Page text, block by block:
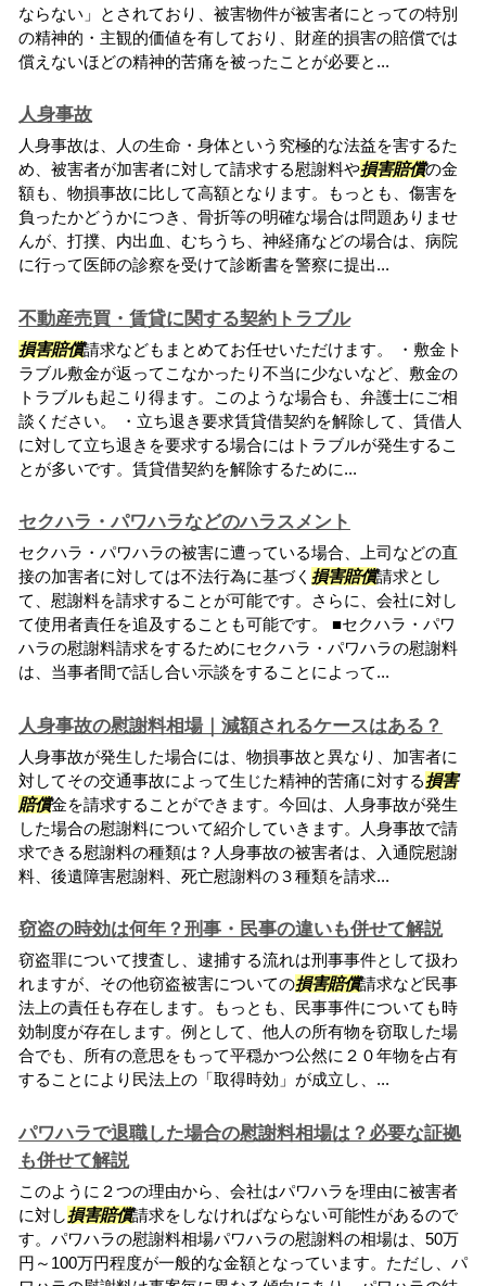
ならない」とされており、被害物件が被害者にとっての特別
の精神的・主観的価値を有しており、財産的損害の賠償では
償えないほどの精神的苦痛を被ったことが必要と...
人身事故
人身事故は、人の生命・身体という究極的な法益を害するた
め、被害者が加害者に対して請求する慰謝料や損害賠償の金
額も、物損事故に比して高額となります。もっとも、傷害を
負ったかどうかにつき、骨折等の明確な場合は問題ありませ
んが、打撲、内出血、むちうち、神経痛などの場合は、病院
に行って医師の診察を受けて診断書を警察に提出...
不動産売買・賃貸に関する契約トラブル
損害賠償請求などもまとめてお任せいただけます。 ・敷金ト
ラブル敷金が返ってこなかったり不当に少ないなど、敷金の
トラブルも起こり得ます。このような場合も、弁護士にご相
談ください。 ・立ち退き要求賃貸借契約を解除して、賃借人
に対して立ち退きを要求する場合にはトラブルが発生するこ
とが多いです。賃貸借契約を解除するために...
セクハラ・パワハラなどのハラスメント
セクハラ・パワハラの被害に遭っている場合、上司などの直
接の加害者に対しては不法行為に基づく 損害賠償請求とし
て、慰謝料を請求することが可能です。さらに、会社に対し
て使用者責任を追及することも可能です。 ■セクハラ・パワ
ハラの慰謝料請求をするためにセクハラ・パワハラの慰謝料
は、当事者間で話し合い示談をすることによって...
人身事故の慰謝料相場｜減額されるケースはある？
人身事故が発生した場合には、物損事故と異なり、加害者に
対してその交通事故によって生じた精神的苦痛に対する損害
賠償金を請求することができます。今回は、人身事故が発生
した場合の慰謝料について紹介していきます。人身事故で請
求できる慰謝料の種類は？人身事故の被害者は、入通院慰謝
料、後遺障害慰謝料、死亡慰謝料の３種類を請求...
窃盗の時効は何年？刑事・民事の違いも併せて解説
窃盗罪について捜査し、逮捕する流れは刑事事件として扱わ
れますが、その他窃盗被害についての損害賠償請求など民事
法上の責任も存在します。もっとも、民事事件についても時
効制度が存在します。例として、他人の所有物を窃取した場
合でも、所有の意思をもって平穏かつ公然に２０年物を占有
することにより民法上の「取得時効」が成立し、...
パワハラで退職した場合の慰謝料相場は？必要な証拠
も併せて解説
このように２つの理由から、会社はパワハラを理由に被害者
に対し損害賠償請求をしなければならない可能性があるので
す。パワハラの慰謝料相場パワハラの慰謝料の相場は、50万
円～100万円程度が一般的な金額となっています。ただし、パ